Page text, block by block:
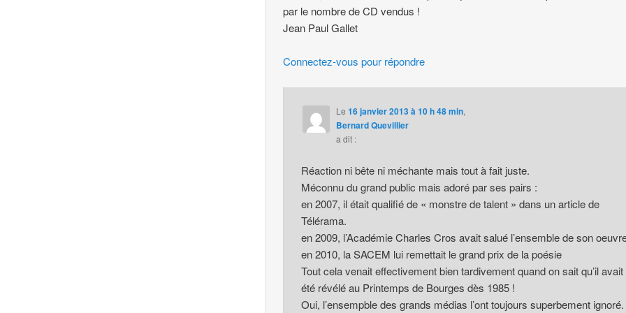
par le nombre de CD vendus !
Jean Paul Gallet
Connectez-vous pour répondre
Le 16 janvier 2013 à 10 h 48 min,
Bernard Quevillier
a dit :
Réaction ni bête ni méchante mais tout à fait juste.
Méconnu du grand public mais adoré par ses pairs :
en 2007, il était qualifié de « monstre de talent » dans un article de
Télérama.
en 2009, l’Académie Charles Cros avait salué l’ensemble de son
en 2010, la SACEM lui remettait le grand prix de la poésie
Tout cela venait effectivement bien tardivement quand on sait qu’il avait
été révélé au Printemps de Bourges dès 1985 !
Oui, l’ensempble des grands médias l’ont toujours superbement ignoré.